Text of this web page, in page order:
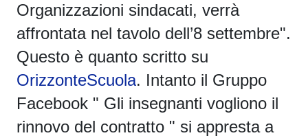
Organizzazioni sindacati, verrà
affrontata nel tavolo dell’8 settembre".
Questo è quanto scritto su
OrizzonteScuola. Intanto il Gruppo
Facebook " Gli insegnanti vogliono il
rinnovo del contratto " si appresta a